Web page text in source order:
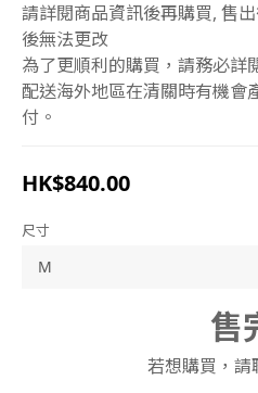
請詳閱商品資訊後再購買, 售
後無法更改
為了更順利的購買，請務必詳
配送海外地區在清關時有機會
付。
HK$840.00
尺寸
售
若想購買，請